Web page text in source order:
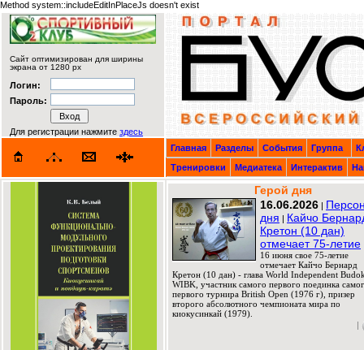
Method system::includeEditInPlaceJs doesn't exist
Сайт оптимизирован для ширины
экрана от 1280 px
Логин:
Пароль:
Для регистрации нажмите здесь
Главная
Разделы События Группа
Тренировки
Медиатека Интерактив
Герой дня
16.06.2026 |
дня | Кайчо
Кретон (10 дан)
отмечает 75-летие
16 июня свое 75-летие
отмечает Кайчо Бернард
Кретон (10 дан) - глава World Independent
WIBK, участник самого первого поединка
первого турнира British Open (1976 г), призер
второго абсолютного чемпионата мира по
киокусинкай (1979).
|